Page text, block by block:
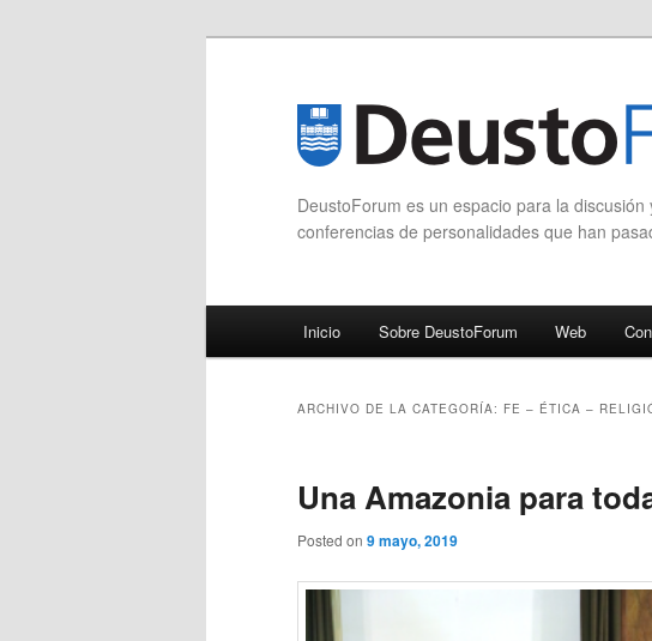
DeustoForum es un espacio para la
conferencias de personalidades que han
Ir al contenido principal
Ir al contenido secundario
Inicio Sobre DeustoForum Web
ARCHIVO DE LA CATEGORÍA: FE – ÉTICA –
Una Amazonia para
Posted on 9 mayo, 2019